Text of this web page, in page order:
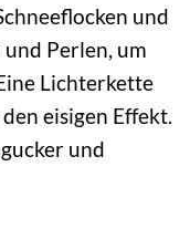
und
Perlen, um
Lichterkette
eisigen Effekt.
und